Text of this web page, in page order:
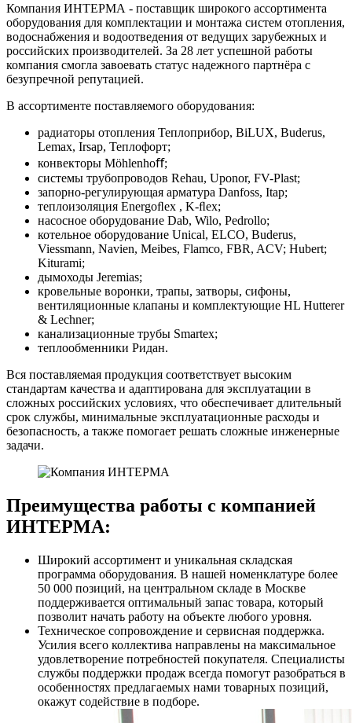
Компания ИНТЕРМА - поставщик широкого ассортимента
оборудования для комплектации и монтажа систем отопления,
водоснабжения и водоотведения от ведущих зарубежных и
российских производителей. За 28 лет успешной работы
компания смогла завоевать статус надежного партнёра с
безупречной репутацией.
В ассортименте поставляемого оборудования:
радиаторы отопления Теплоприбор, BiLUX, Buderus,
Lemax, Irsap, Теплофорт;
конвекторы Möhlenhoﬀ;
системы трубопроводов Rehau, Uponor, FV-Plast;
запорно-регулирующая арматура Danfoss, Itap;
теплоизоляция Energoﬂex , K-ﬂex;
насосное оборудование Dab, Wilo, Pedrollo;
котельное оборудование Unical, ELCO, Buderus,
Viessmann, Navien, Meibes, Flamco, FBR, ACV; Hubert;
Kiturami;
дымоходы Jeremias;
кровельные воронки, трапы, затворы, сифоны,
вентиляционные клапаны и комплектующие HL Hutterer
& Lechner;
канализационные трубы Smartex;
теплообменники Ридан.
Вся поставляемая продукция соответствует высоким
стандартам качества и адаптирована для эксплуатации в
сложных российских условиях, что обеспечивает длительный
срок службы, минимальные эксплуатационные расходы и
безопасность, а также помогает решать сложные инженерные
задачи.
Преимущества работы с компанией
ИНТЕРМА:
Широкий ассортимент и уникальная складская
программа оборудования. В нашей номенклатуре более
50 000 позиций, на центральном складе в Москве
поддерживается оптимальный запас товара, который
позволит начать работу на объекте любого уровня.
Техническое сопровождение и сервисная поддержка.
Усилия всего коллектива направлены на максимальное
удовлетворение потребностей покупателя. Специалисты
службы поддержки продаж всегда помогут разобраться в
особенностях предлагаемых нами товарных позиций,
окажут содействие в подборе.